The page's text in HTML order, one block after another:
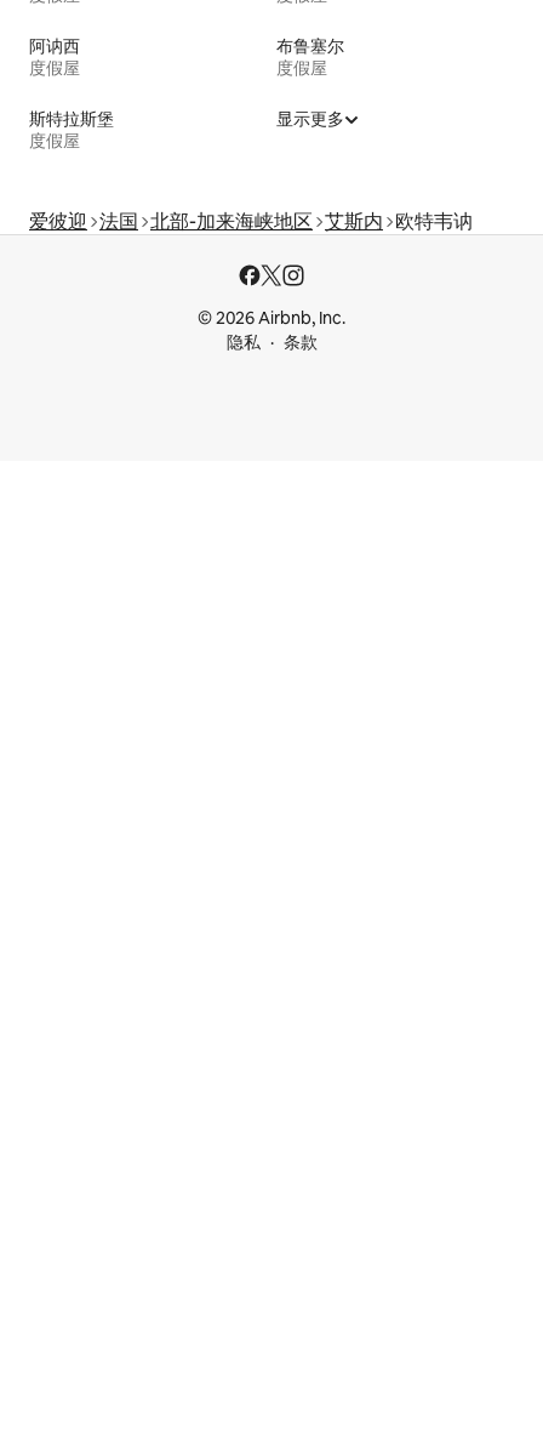
阿讷西
度假屋
布鲁塞尔
度假屋
斯特拉斯堡
度假屋
显示更多
爱彼迎 法国 北部-加来海峡地区 艾斯内 欧特韦讷
© 2026 Airbnb, Inc.
隐私
条款